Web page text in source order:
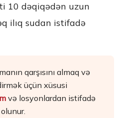
10 dəqiqədən uzun
ilıq sudan istifadə
qarşısını almaq və
üçün xüsusi
və losyonlardan istifadə